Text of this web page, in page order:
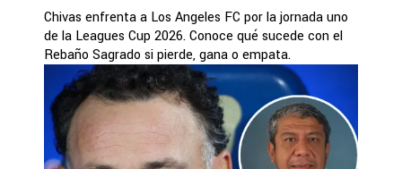
Chivas enfrenta a Los Angeles FC por la jornada uno
de la Leagues Cup 2026. Conoce qué sucede con el
Rebaño Sagrado si pierde, gana o empata.